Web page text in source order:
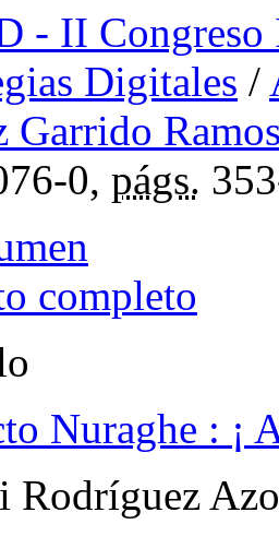
- II Congreso
Digitales /
Garrido
0, págs.
completo
Nuraghe : ¡
Rodríguez